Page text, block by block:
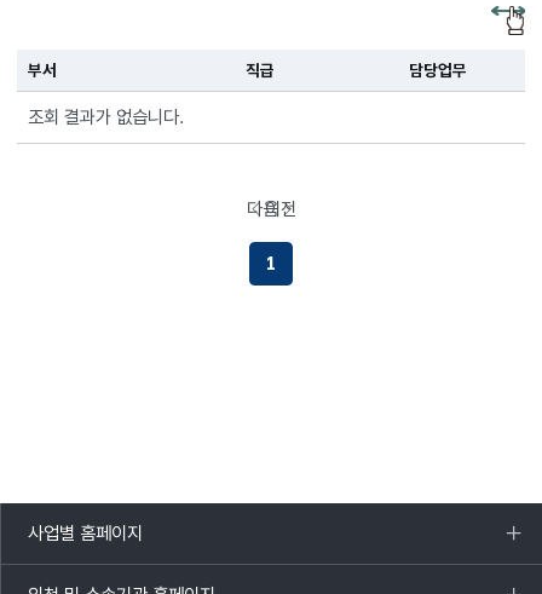
부서 직급 담당업무
조회 결과가 없습니다.
이전
페이지로이동하기
1
다음페이지로이동하기
사업별 홈페이지
목록
열기